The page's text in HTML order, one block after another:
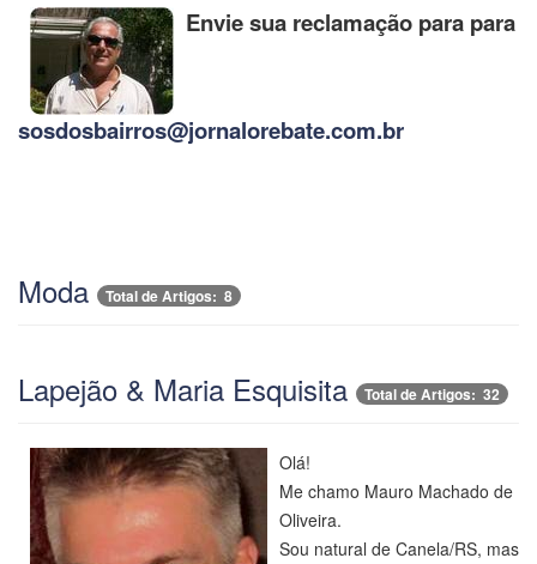
Envie sua reclamação para para
sosdosbairros@jornalorebate.com.br
Moda Total de Artigos: 8
Lapejão & Maria Esquisita Total de Artigos: 32
Olá!
Me chamo Mauro Machado de
Oliveira.
Sou natural de Canela/RS, mas